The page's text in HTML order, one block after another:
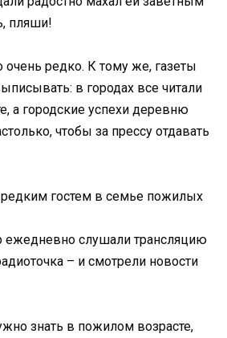
пляши!
очень редко. К тому же, газеты
в городах все читали
а городские успехи деревню
чтобы за прессу отдавать
гостем в семье пожилых
ежедневно слушали трансляцию
– и смотрели новости
знать в пожилом возрасте,